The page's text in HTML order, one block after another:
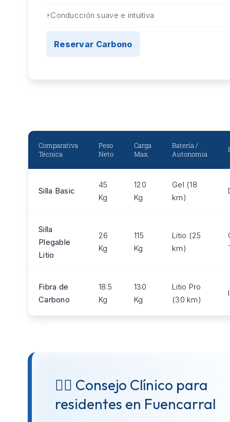
Conducción suave e intuitiva
Reservar Carbono
Comparativa
Técnica
Peso
Neto
Carga
Max.
Batería /
Autonomía
Silla Basic
45
Kg
120
Kg
Gel (18
km)
Silla
Plegable
Litio
26
Kg
115
Kg
Litio (25
km)
Fibra de
Carbono
18.5
Kg
130
Kg
Litio Pro
(30 km)
👨‍⚕️ Consejo Clínico para
residentes en Fuencarral